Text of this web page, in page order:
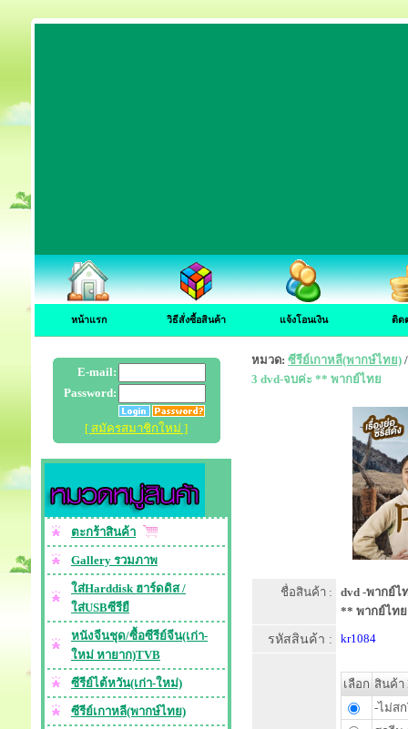
หน้าแรก วิธีสั่งซื้อสินค้า แจ้งโอนเงิน ติด
E-mail:
Password:
[ สมัครสมาชิกใหม่ ]
ตะกร้าสินค้า
Gallery รวมภาพ
ใส่Harddisk ฮาร์ดดิส /
ใส่USBซีรียื
หนังจีนชุด/ซื้อซีรีย์จีน(เก่า-
ใหม่ หายาก)TVB
ซีรีย์ไต้หวัน(เก่า-ใหม่)
ซีรีย์เกาหลี(พากษ์ไทย)
หมวด: ซีรีย์เกาหลี(พากษ์ไทย)
3 dvd-จบค่ะ ** พากย์ไทย
ชื่อสินค้า :
dvd -พากย์ไ
** พากย์ไทย
รหัสสินค้า : kr1084
เลือก สินค้า
-ไม่ส